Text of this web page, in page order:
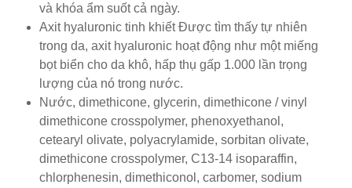
và khóa ẩm suốt cả ngày.
Axit hyaluronic tinh khiết Được tìm thấy tự nhiên
trong da, axit hyaluronic hoạt động như một miếng
bọt biển cho da khô, hấp thụ gấp 1.000 lần trọng
lượng của nó trong nước.
Nước, dimethicone, glycerin, dimethicone / vinyl
dimethicone crosspolymer, phenoxyethanol,
cetearyl olivate, polyacrylamide, sorbitan olivate,
dimethicone crosspolymer, C13-14 isoparaffin,
chlorphenesin, dimethiconol, carbomer, sodium